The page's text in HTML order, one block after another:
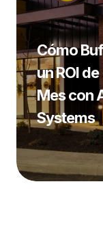
Cómo
un ROI
Mes con
Systems